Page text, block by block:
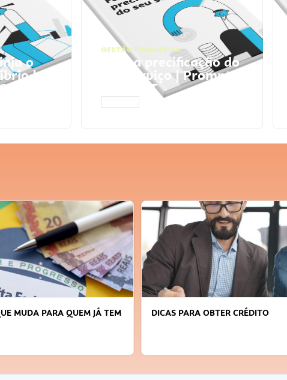
o
|
GESTÃO FINANCEIRA
Faça a precificação do
seu serviço | Prompts
ChatGPT
MUDA PARA QUEM JÁ TEM
DICAS PARA OBTER CRÉDITO